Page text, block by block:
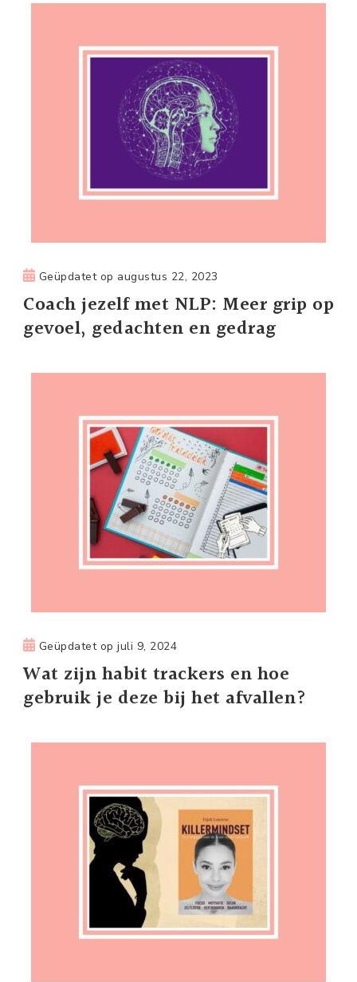
Geüpdatet op augustus 22, 2023
Coach jezelf met NLP: Meer grip op
gevoel, gedachten en gedrag
Geüpdatet opjuli 9, 2024
Wat zijn habit trackers en hoe
gebruik je deze bij het afvallen?